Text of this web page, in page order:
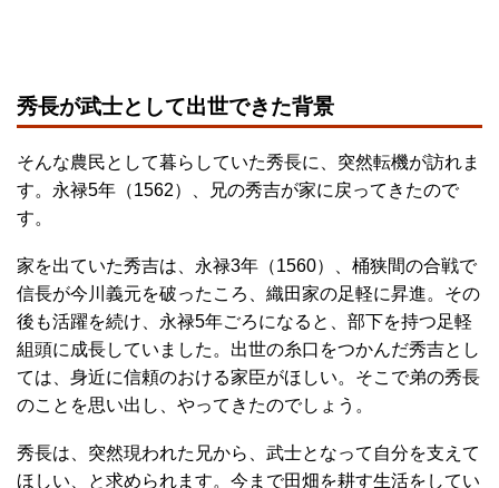
秀長が武士として出世できた背景
そんな農民として暮らしていた秀長に、突然転機が訪れま
す。永禄5年（1562）、兄の秀吉が家に戻ってきたので
す。
家を出ていた秀吉は、永禄3年（1560）、桶狭間の合戦で
信長が今川義元を破ったころ、織田家の足軽に昇進。その
後も活躍を続け、永禄5年ごろになると、部下を持つ足軽
組頭に成長していました。出世の糸口をつかんだ秀吉とし
ては、身近に信頼のおける家臣がほしい。そこで弟の秀長
のことを思い出し、やってきたのでしょう。
秀長は、突然現われた兄から、武士となって自分を支えて
ほしい、と求められます。今まで田畑を耕す生活をしてい